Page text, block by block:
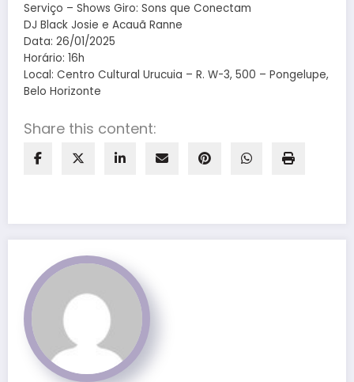
Serviço – Shows Giro: Sons que Conectam
DJ Black Josie e Acauã Ranne
Data: 26/01/2025
Horário: 16h
Local: Centro Cultural Urucuia – R. W-3, 500 – Pongelupe,
Belo Horizonte
Share this content: